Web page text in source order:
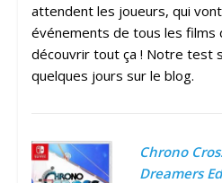
attendent les joueurs, qui
événements de tous les films
découvrir tout ça ! Notre test
quelques jours sur le blog.
Chrono
Dreamers